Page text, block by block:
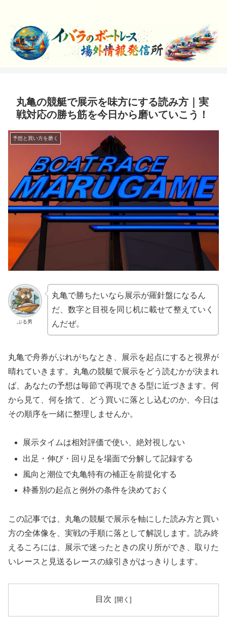
丸亀の競艇で展示を味方にする読み方｜実
戦対応の勝ち筋を今日から磨いていこう！
予想と買い方を磨く
ぶる男
丸亀で勝ちたいなら展示が羅針盤になるん
だ、数字と目視を同じ机に載せて整えていく
んだぜ。
丸亀で舟券がぶれがちなとき、展示を起点にすると視界が
晴れていきます。丸亀の競艇で展示をどう読むかが決まれ
ば、あなたの予想は毎節で再現できる型に近づきます。何
から見て、何を捨て、どう買いに落とし込むのか、今日は
その順序を一緒に整理しませんか。
展示タイムは相対評価で使い、絶対視しない
出足・伸び・回り足を場面で分解して記録する
風向と潮位で丸亀特有の補正を前提化する
枠番別の起点と例外の条件を決めておく
この記事では、丸亀の競艇で展示を軸にした読み方と買い
方の全体像を、実戦の手順に落として解説します。読み終
えるころには、展示で迷ったときの戻り所ができ、取りた
いレースと見送るレースの線引きがはっきりします。
目次